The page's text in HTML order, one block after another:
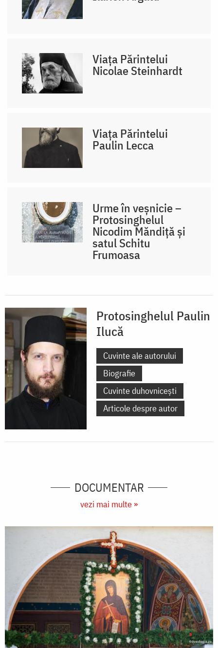
Viața Părintelui
Nicolae Steinhardt
Viața Părintelui
Paulin Lecca
Urme în veșnicie –
Protosinghelul
Nicodim Măndiță și
satul Schitu
Frumoasa
Protosinghelul Paulin
Ilucă
Cuvinte ale autorului
Biografie
Cuvinte duhovnicești
Articole despre autor
DOCUMENTAR
vezi mai multe »